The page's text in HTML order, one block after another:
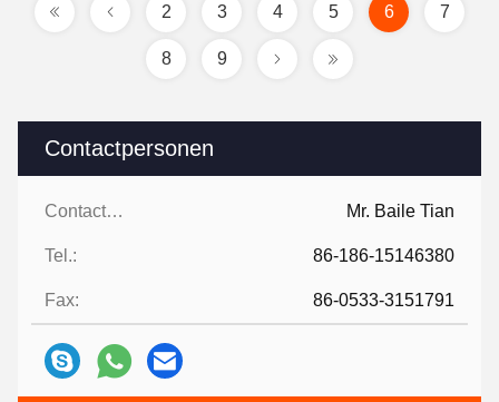
Contactpersonen
Contactpersonen: Mr. Baile Tian
Tel.: 86-186-15146380
Fax: 86-0533-3151791
2 3 4 5 6 7
8 9